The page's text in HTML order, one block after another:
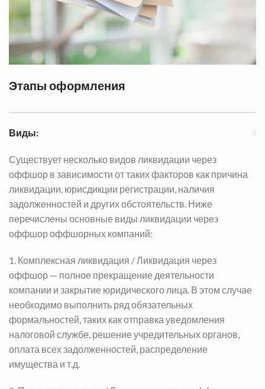
Этапы оформления
Виды:
Существует несколько видов ликвидации через
оффшор в зависимости от таких факторов как причина
ликвидации, юрисдикции регистрации, наличия
задолженностей и других обстоятельств. Ниже
перечислены основные виды ликвидации через
оффшороффшорных компаний:
1. Комплексная ликвидация /Ликвидация через
оффшор — полное прекращение деятельности
компании и закрытие юридического лица. В этом случае
необходимо выполнить ряд обязательных
формальностей, таких как отправка уведомления
налоговой службе, решение учредительных органов,
оплата всех задолженностей, распределение
имущества и т.д.